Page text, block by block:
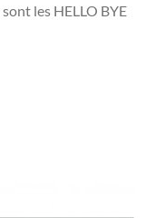
les HELLO BYE